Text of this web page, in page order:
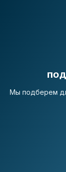
Мы подберем